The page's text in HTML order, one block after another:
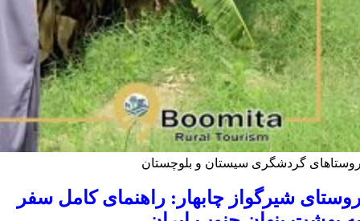
گردشگری سیستان و بلوچستان
شیرگواز چابهار: راهنمای کامل سفر